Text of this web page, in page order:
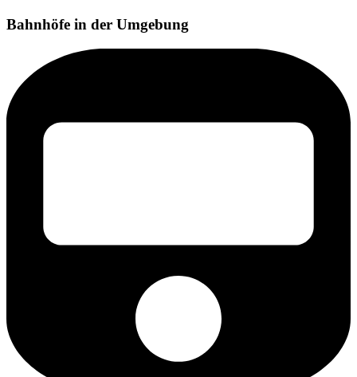
Bahnhöfe in der Umgebung